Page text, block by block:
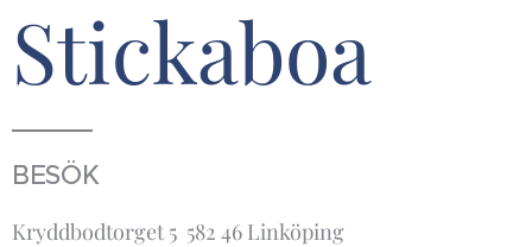
Stickaboa
BESÖK
Kryddbodtorget 5 582 46 Linköping